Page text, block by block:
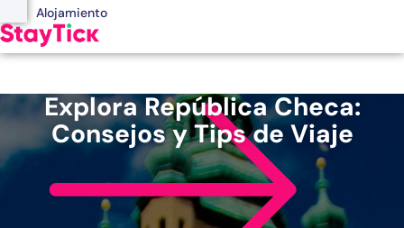
Zanzíbar
Alojamiento
Explora República Checa:
Consejos y Tips de Viaje